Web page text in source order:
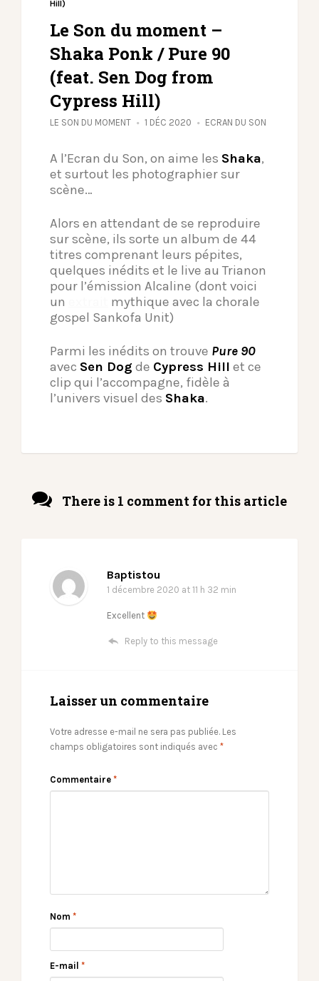
Hill)
Le Son du moment –
Shaka Ponk / Pure 90
(feat. Sen Dog from
Cypress Hill)
LE SON DU MOMENT 1 DÉC 2020 ECRAN DU SON
A l’Ecran du Son, on aime les Shaka,
et surtout les photographier sur
scène…
Alors en attendant de se reproduire
sur scène, ils sorte un album de 44
titres comprenant leurs pépites,
quelques inédits et le live au Trianon
pour l’émission Alcaline (dont voici
un
mythique avec la chorale
gospel Sankofa Unit)
Parmi les inédits on trouve Pure 90
avec Sen Dog de Cypress Hill et ce
clip qui l’accompagne, fidèle à
l’univers visuel des Shaka.
There is 1 comment for this article
Baptistou
1 décembre 2020 at 11 h 32 min
Excellent
Reply to this message
Laisser un commentaire
Votre adresse e-mail ne sera pas publiée. Les
champs obligatoires sont indiqués avec *
Commentaire *
Nom *
E-mail *